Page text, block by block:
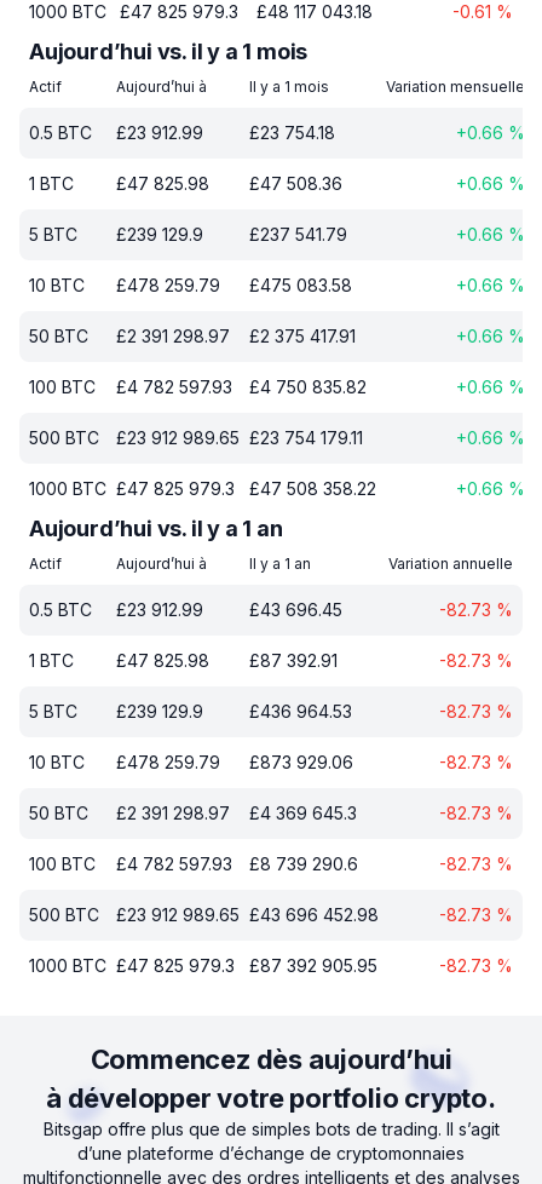
1000 BTC £47 825 979.3 £48 117 043.18 -0.61 %
Aujourd’hui vs. il y a 1 mois
Actif Aujourd’hui à Il y a 1 mois Variation mensuelle
0.5 BTC £23 912.99 £23 754.18 +0.66 %
1 BTC £47 825.98 £47 508.36 +0.66 %
5 BTC £239 129.9 £237 541.79 +0.66 %
10 BTC £478 259.79 £475 083.58 +0.66 %
50 BTC £2 391 298.97 £2 375 417.91 +0.66 %
100 BTC £4 782 597.93 £4 750 835.82 +0.66 %
500 BTC £23 912 989.65 £23 754 179.11 +0.66 %
1000 BTC £47 825 979.3 £47 508 358.22 +0.66 %
Aujourd’hui vs. il y a 1 an
Actif Aujourd’hui à Il y a 1 an Variation annuelle
0.5 BTC £23 912.99 £43 696.45 -82.73 %
1 BTC £47 825.98 £87 392.91 -82.73 %
5 BTC £239 129.9 £436 964.53 -82.73 %
10 BTC £478 259.79 £873 929.06 -82.73 %
50 BTC £2 391 298.97 £4 369 645.3 -82.73 %
100 BTC £4 782 597.93 £8 739 290.6 -82.73 %
500 BTC £23 912 989.65 £43 696 452.98 -82.73 %
1000 BTC £47 825 979.3 £87 392 905.95 -82.73 %
Commencez dès aujourd’hui
à développer votre portfolio crypto.
Bitsgap offre plus que de simples bots de trading. Il s’agit
d’une plateforme d’échange de cryptomonnaies
multifonctionnelle avec des ordres intelligents et des analyses